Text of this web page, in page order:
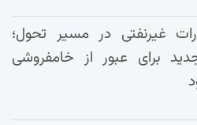
غیرنفتی در مسیر تحول؛
برای عبور از خامفروشی